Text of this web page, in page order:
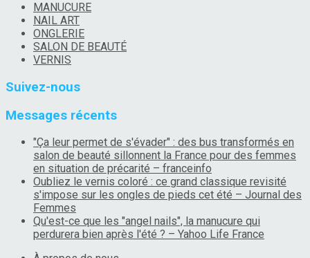
MANUCURE
NAIL ART
ONGLERIE
SALON DE BEAUTÉ
VERNIS
Suivez-nous
Messages récents
"Ça leur permet de s'évader" : des bus transformés en
salon de beauté sillonnent la France pour des femmes
en situation de précarité – franceinfo
Oubliez le vernis coloré : ce grand classique revisité
s'impose sur les ongles de pieds cet été – Journal des
Femmes
Qu'est-ce que les "angel nails", la manucure qui
perdurera bien après l'été ? – Yahoo Life France